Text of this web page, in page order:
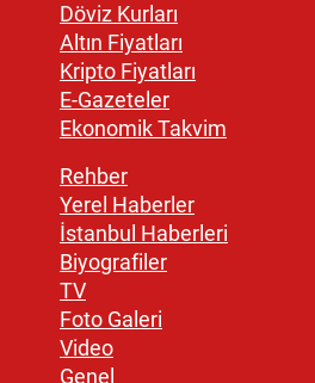
Döviz Kurları
Altın Fiyatları
Kripto Fiyatları
E-Gazeteler
Ekonomik Takvim
Rehber
Yerel Haberler
İstanbul Haberleri
Biyografiler
TV
Foto Galeri
Video
Genel